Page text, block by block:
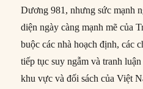
Dương 981, nhưng sức mạnh
diện ngày càng mạnh mẽ của
buộc các nhà hoạch định, các
tiếp tục suy ngẫm và tranh
khu vực và đối sách của Việt